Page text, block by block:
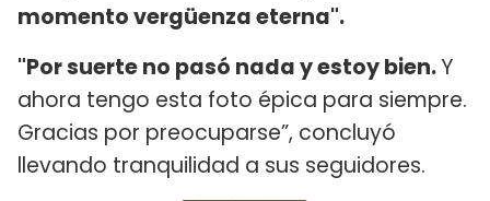
momento vergüenza eterna".
"Por suerte no pasó nada y estoy bien.Y
ahora tengo esta foto épica para siempre.
Gracias por preocuparse”, concluyó
llevando tranquilidad a sus seguidores.